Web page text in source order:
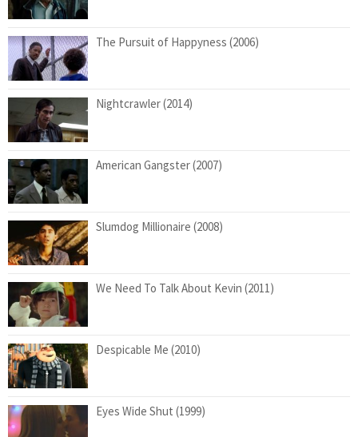
The Pursuit of Happyness (2006)
Nightcrawler (2014)
American Gangster (2007)
Slumdog Millionaire (2008)
We Need To Talk About Kevin (2011)
Despicable Me (2010)
Eyes Wide Shut (1999)